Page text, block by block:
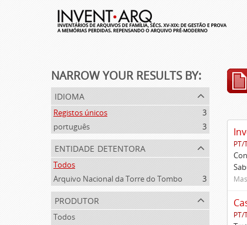
NARROW YOUR RESULTS BY:
idioma
Registos únicos
3
português
3
entidade detentora
Todos
Arquivo Nacional da Torre do Tombo
3
produtor
Todos
PT/
PT/